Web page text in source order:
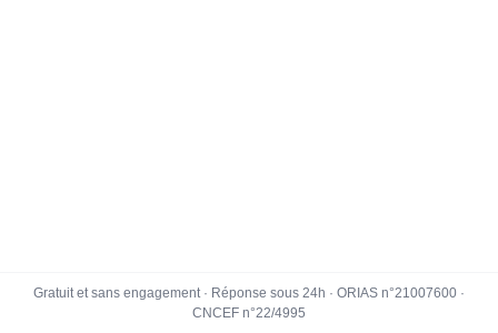
Gratuit et sans engagement · Réponse sous 24h · ORIAS n°21007600 ·
CNCEF n°22/4995